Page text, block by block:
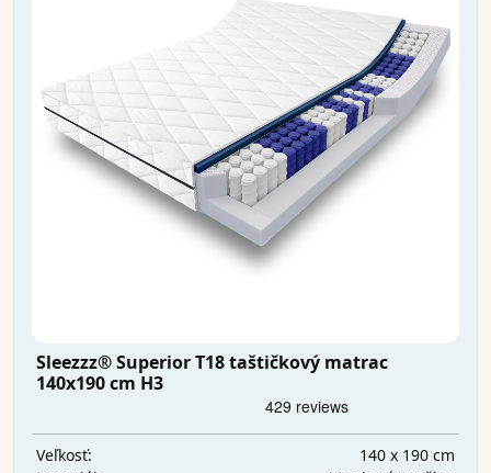
Sleezzz® Superior T18 taštičkový matrac
140x190 cm H3
Veľkosť:
140 x 190 cm